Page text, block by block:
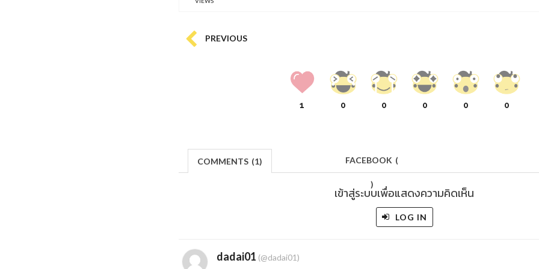
PREVIOUS
1 0 0 0 0 0
COMMENTS (1) FACEBOOK (
)
เข้าสู่ระบบเพื่อแสดงความคิดเห็น
LOG IN
dadai01 (@dadai01)